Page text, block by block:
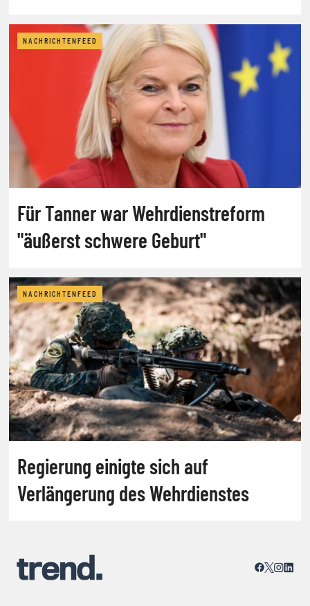
NACHRICHTENFEED
Für Tanner war Wehrdienstreform
"äußerst schwere Geburt"
NACHRICHTENFEED
Regierung einigte sich auf
Verlängerung des Wehrdienstes